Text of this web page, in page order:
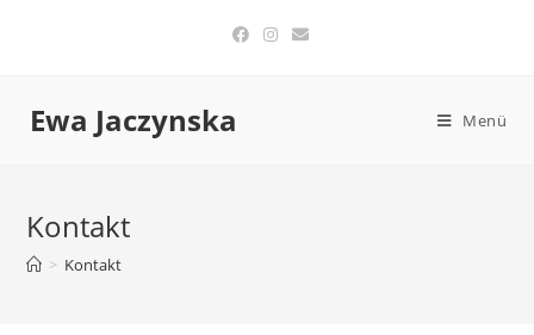
Ewa Jaczynska Menü
Kontakt
> Kontakt